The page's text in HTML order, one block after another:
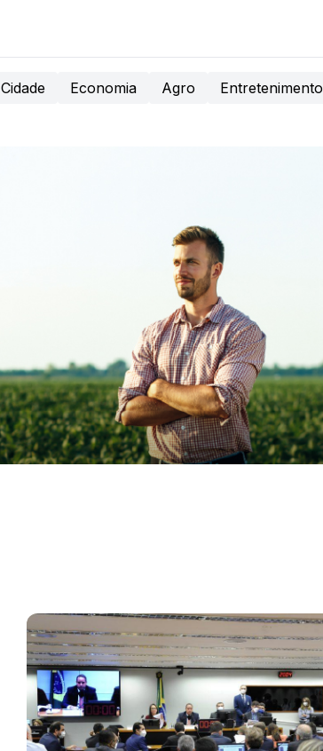
Cidade Economia Agro Entretenimento